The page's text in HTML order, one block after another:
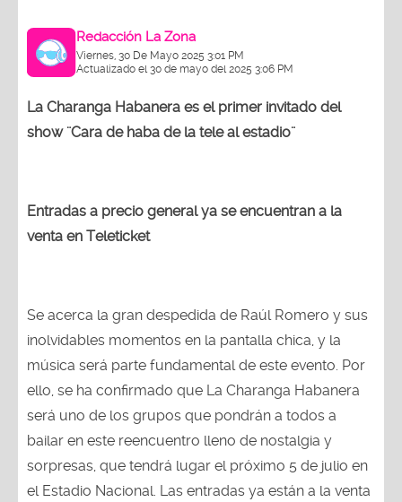
Redacción La Zona
Viernes, 30 De Mayo 2025 3:01 PM
Actualizado el 30 de mayo del 2025 3:06 PM
La Charanga Habanera es el primer invitado del
show ¨Cara de haba de la tele al estadio¨
Entradas a precio general ya se encuentran a la
venta en Teleticket
Se acerca la gran despedida de Raúl Romero y sus
inolvidables momentos en la pantalla chica, y la
música será parte fundamental de este evento. Por
ello, se ha confirmado que La Charanga Habanera
será uno de los grupos que pondrán a todos a
bailar en este reencuentro lleno de nostalgia y
sorpresas, que tendrá lugar el próximo 5 de julio en
el Estadio Nacional. Las entradas ya están a la venta